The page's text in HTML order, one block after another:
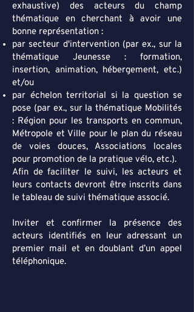
exhaustive) des acteurs du champ
thématique en cherchant à avoir une
bonne représentation :
par secteur d'intervention (par ex., sur la
thématique Jeunesse : formation,
insertion, animation, hébergement, etc.)
et/ou
par échelon territorial si la question se
pose (par ex., sur la thématique Mobilités
: Région pour les transports en commun,
Métropole et Ville pour le plan du réseau
de voies douces, Associations locales
pour promotion de la pratique vélo, etc.).
Afin de faciliter le suivi, les acteurs et
leurs contacts devront être inscrits dans
le tableau de suivi thématique associé.
Inviter et confirmer la présence des
acteurs identifiés en leur adressant un
premier mail et en doublant d’un appel
téléphonique.